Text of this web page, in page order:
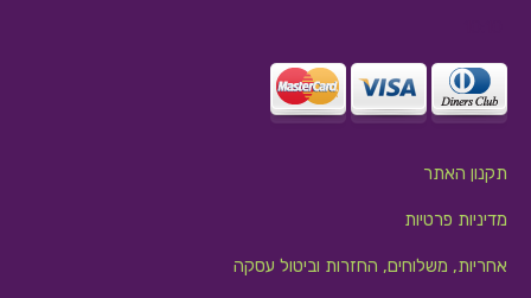
תקנון האתר
מדיניות פרטיות
אחריות, משלוחים, החזרות וביטול עסקה